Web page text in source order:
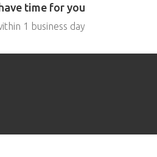
time for you
1 business day